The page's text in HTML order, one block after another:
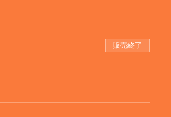
販売終了